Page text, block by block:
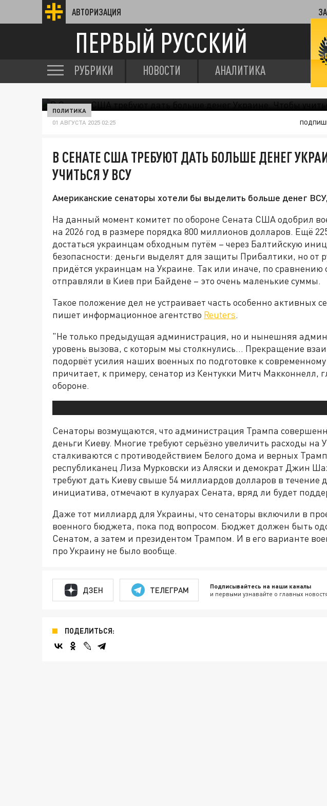
АВТОРИЗАЦИЯ
ПЕРВЫЙ РУССКИЙ
РУБРИКИ НОВОСТИ АНАЛИТИКА
ПОЛИТИКА
01 АВГУСТА 2025 02:25
В СЕНАТЕ США ТРЕБУЮТ ДАТЬ БОЛЬШЕ ДЕНЕГ
УЧИТЬСЯ У ВСУ
Американские сенаторы хотели бы выделить больше денег
На данный момент комитет по обороне Сената США одобрил
на 2026 год в размере порядка 800 миллионов долларов. Ещё
достаться украинцам обходным путём – через Балтийскую
безопасности: деньги выделят для защиты Прибалтики, но от
придётся украинцам на Украине. Так или иначе, по
отправляли в Киев при Байдене – это очень маленькие суммы.
Такое положение дел не устраивает часть особенно активных
пишет информационное агентство Reuters.
"Не только предыдущая администрация, но и нынешняя
уровень вызова, с которым мы столкнулись… Прекращение
подорвёт усилия наших военных по подготовке к
причитает, к примеру, сенатор из Кентукки Митч Макконнелл,
обороне.
Сенаторы возмущаются, что администрация Трампа
деньги Киеву. Многие требуют серьёзно увеличить расходы на
сталкиваются с противодействием Белого дома и верных
республиканец Лиза Мурковски из Аляски и демократ Джин
требуют дать Киеву свыше 54 миллиардов долларов в течение
инициатива, отмечают в кулуарах Сената, вряд ли будет
Даже тот миллиард для Украины, что сенаторы включили в
военного бюджета, пока под вопросом. Бюджет должен быть
Сенатом, а затем и президентом Трампом. И в его варианте
про Украину не было вообще.
ДЗЕН ТЕЛЕГРАМ Подписывайтесь на наши каналы
и первыми узнавайте о главных
ПОДЕЛИТЬСЯ: